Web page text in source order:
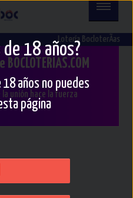
Lotería BocloterÃ­as
la unión hace la fuerza
de 18 años?
años no puedes
página